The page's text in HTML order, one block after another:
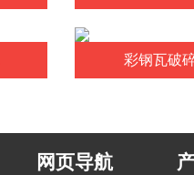
彩钢瓦破
网页导航